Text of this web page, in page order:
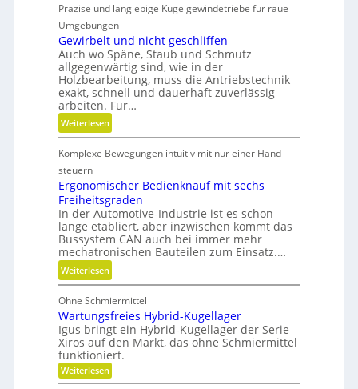
r
m
a
t
u
r
e
n
t
e
h
n
i
k
u
n
s
t
s
t
o
f
f
b
ä
l
l
e
v
e
r
m
e
i
d
e
n
Präzise und langlebige Kugelgewindetriebe für raue
Umgebungen
Gewirbelt und nicht geschliffen
Auch wo Späne, Staub und Schmutz
allgegenwärtig sind, wie in der
Holzbearbeitung, muss die Antriebstechnik
exakt, schnell und dauerhaft zuverlässig
arbeiten. Für…
Weiterlesen:
G
e
i
r
b
e
l
t
u
n
d
n
i
c
h
t
Komplexe Bewegungen intuitiv mit nur einer Hand
steuern
Ergonomischer Bedienknauf mit sechs
Freiheitsgraden
In der Automotive-Industrie ist es schon
lange etabliert, aber inzwischen kommt das
Bussystem CAN auch bei immer mehr
mechatronischen Bauteilen zum Einsatz.…
Weiterlesen:
E
r
g
o
n
o
m
Ohne Schmiermittel
Wartungsfreies Hybrid-Kugellager
Igus bringt ein Hybrid-Kugellager der Serie
Xiros auf den Markt, das ohne Schmiermittel
funktioniert.
Weiterlesen:
W